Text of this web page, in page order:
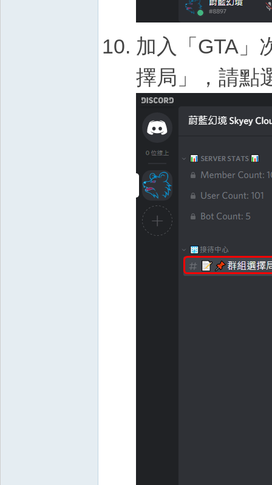
加入「GTA」
擇局」，請點